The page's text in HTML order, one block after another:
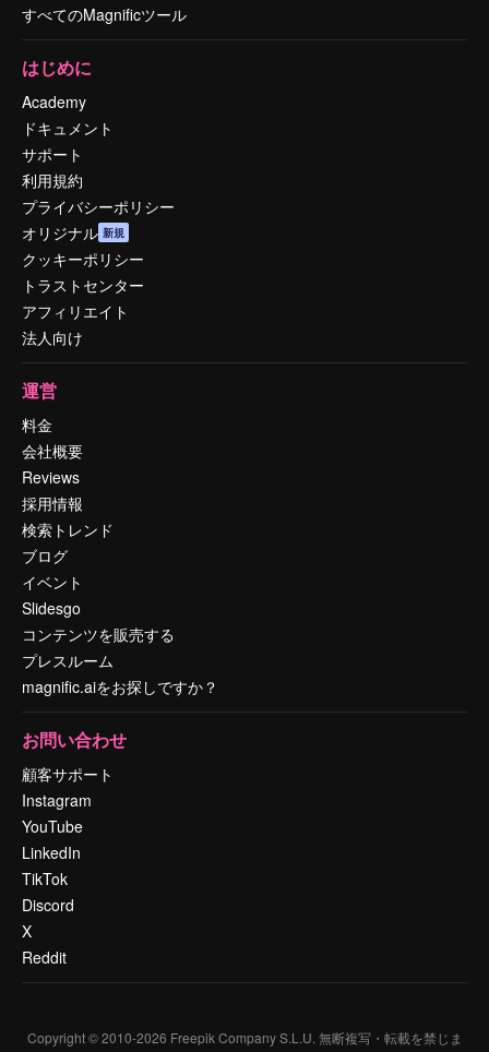
すべてのMagnificツール
はじめに
Academy
ドキュメント
サポート
利用規約
プライバシーポリシー
オリジナル 新規
クッキーポリシー
トラストセンター
アフィリエイト
法人向け
運営
料金
会社概要
Reviews
採用情報
検索トレンド
ブログ
イベント
Slidesgo
コンテンツを販売する
プレスルーム
magnific.aiをお探しですか？
お問い合わせ
顧客サポート
Instagram
YouTube
LinkedIn
TikTok
Discord
X
Reddit
Copyright © 2010-2026 Freepik Company S.L.U. 無断複写・転載を禁じま